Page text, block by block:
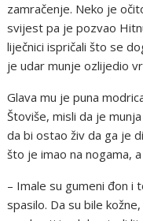
zamračenje. Neko je
svijest pa je pozvao
liječnici ispričali što se
je udar munje ozlijedio
Glava mu je puna
Štoviše, misli da je
da bi ostao živ da ga je
što je imao na nogama,
– Imale su gumeni đon i
spasilo. Da su bile